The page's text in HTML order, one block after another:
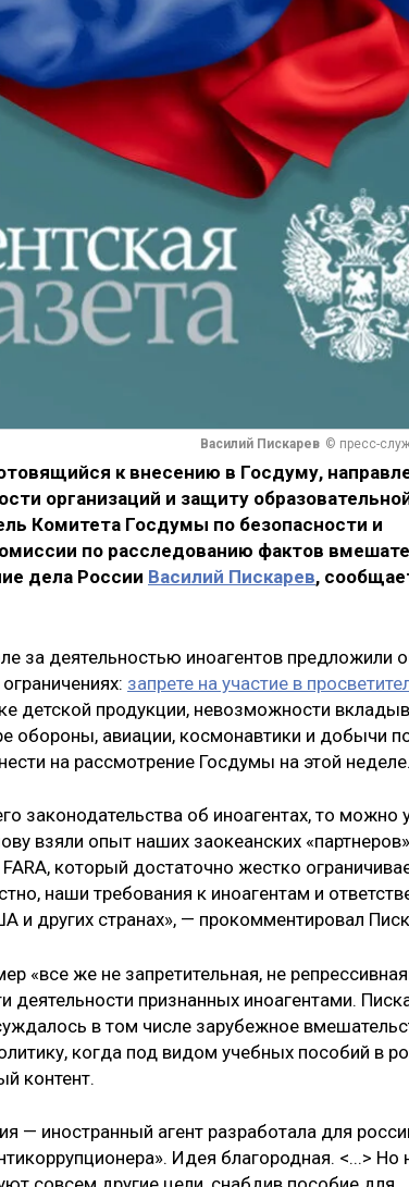
Василий Пискарев © пресс-
к внесению в Госдуму,
организаций и защиту
Комитета Госдумы по безопасности и
по расследованию фактов
дела России Василий Пискарев,
за деятельностью иноагентов предложили
запрете на участие в
детской продукции, невозможности
обороны, авиации, космонавтики и добычи
на рассмотрение Госдумы на этой неделе.
законодательства об иноагентах, то можно
взяли опыт наших заокеанских
который достаточно жестко
наши требования к иноагентам и
и других странах», — прокомментировал
«все же не запретительная, не
деятельности признанных иноагентами.
в том числе зарубежное
когда под видом учебных пособий в
контент.
— иностранный агент разработала для
Идея благородная. <...> Но